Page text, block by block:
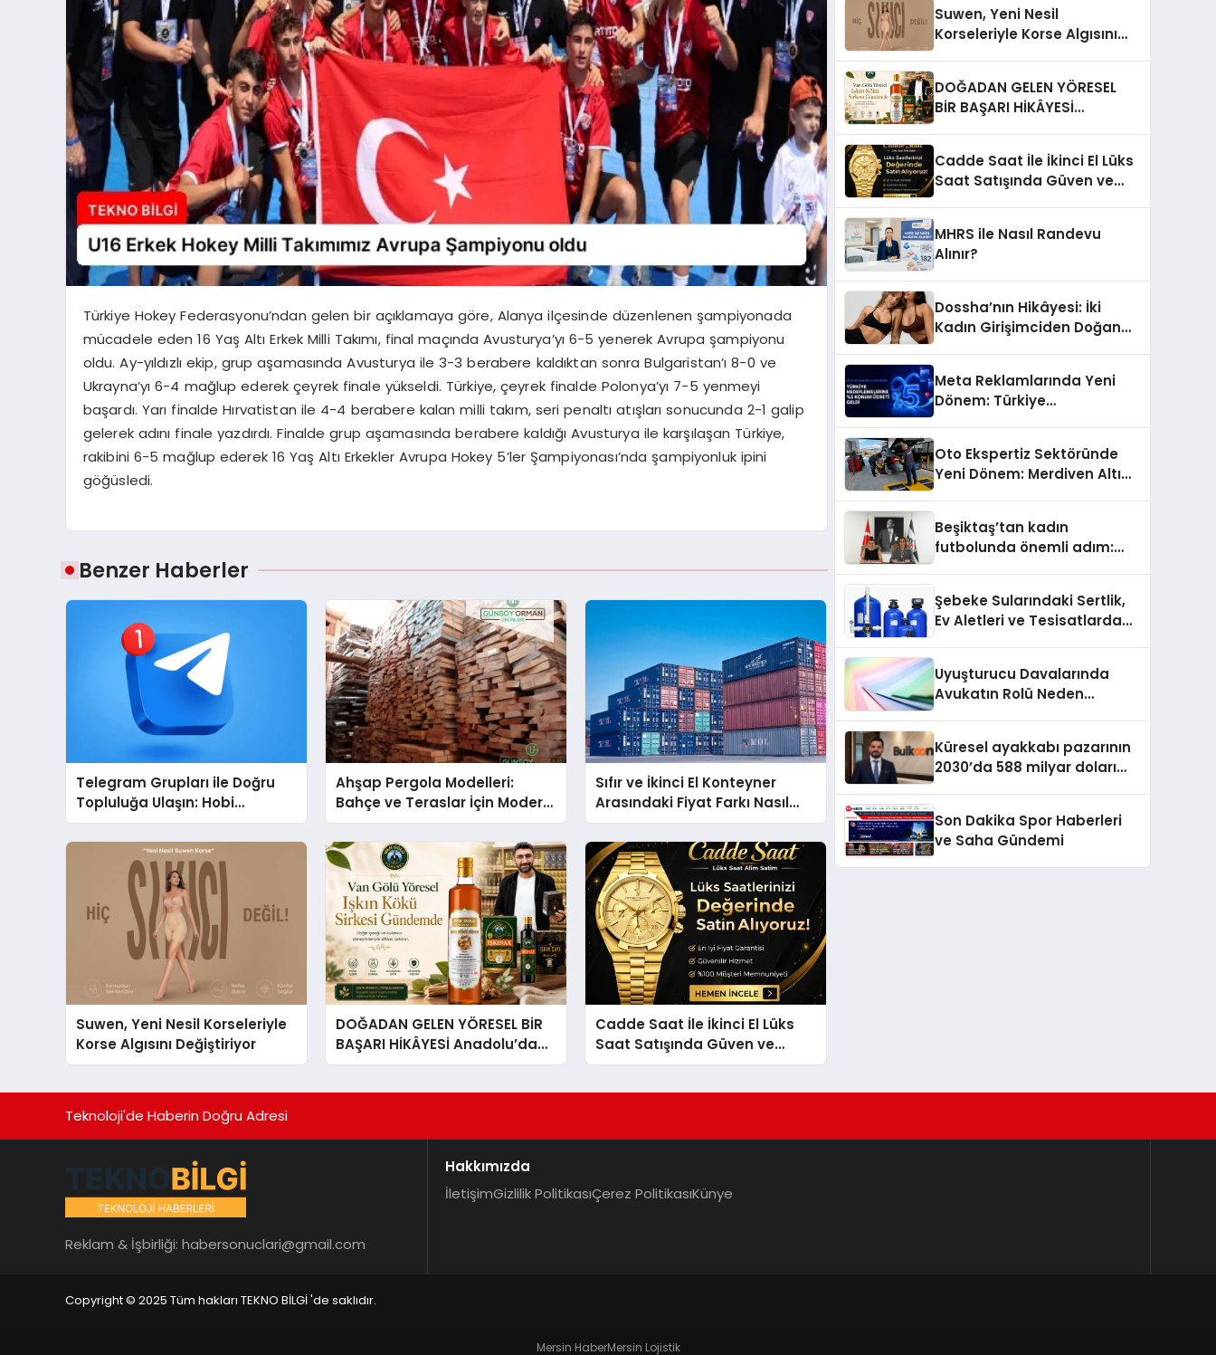
Türkiye Hokey Federasyonu’ndan gelen bir açıklamaya göre, Alanya ilçesinde düzenlenen şampiyonada
mücadele eden 16 Yaş Altı Erkek Milli Takımı, final maçında Avusturya’yı 6-5 yenerek Avrupa şampiyonu
oldu. Ay-yıldızlı ekip, grup aşamasında Avusturya ile 3-3 berabere kaldıktan sonra Bulgaristan’ı 8-0 ve
Ukrayna’yı 6-4 mağlup ederek çeyrek finale yükseldi. Türkiye, çeyrek finalde Polonya’yı 7-5 yenmeyi
başardı. Yarı finalde Hırvatistan ile 4-4 berabere kalan milli takım, seri penaltı atışları sonucunda 2-1 galip
gelerek adını finale yazdırdı. Finalde grup aşamasında berabere kaldığı Avusturya ile karşılaşan Türkiye,
rakibini 6-5 mağlup ederek 16 Yaş Altı Erkekler Avrupa Hokey 5’ler Şampiyonası’nda şampiyonluk ipini
göğüsledi.
Benzer Haberler
Telegram Grupları ile Doğru
Topluluğa Ulaşın: Hobi
Grupları İçin Telegram
Kullanımı
Ahşap Pergola Modelleri:
Bahçe ve Teraslar İçin Modern
Tasarım Fikirleri
Sıfır ve İkinci El Konteyner
Arasındaki Fiyat Farkı Nasıl
Oluşur?
Suwen, Yeni Nesil Korseleriyle
Korse Algısını Değiştiriyor
DOĞADAN GELEN YÖRESEL BİR
BAŞARI HİKÂYESİ Anadolu’dan
Çıkan Güçlü Bir Başarı
Cadde Saat İle İkinci El Lüks
Saat Satışında Güven ve
Doğru Değerleme
Suwen, Yeni Nesil
Korseleriyle Korse Algısını
DOĞADAN GELEN YÖRESEL
BİR BAŞARI HİKÂYESİ
Yöresel Işkın Kökü Sirkesi
Cadde Saat İle İkinci El Lüks
Saat Satışında Güven ve
MHRS ile Nasıl Randevu
Alınır?
Dossha’nın Hikâyesi: İki
Kadın Girişimciden Doğan
Meta Reklamlarında Yeni
Dönem: Türkiye
Oto Ekspertiz Sektöründe
Yeni Dönem: Merdiven Altı
Beşiktaş’tan kadın
futbolunda önemli adım:
Gündoğdu kulüp hafızasını
geleceğe taşıyacak
Şebeke Sularındaki Sertlik,
Ev Aletleri ve Tesisatlarda
Uyuşturucu Davalarında
Avukatın Rolü Neden
Küresel ayakkabı pazarının
2030’da 588 milyar doları
Son Dakika Spor Haberleri
ve Saha Gündemi
Teknoloji'de Haberin Doğru Adresi
Reklam & İşbirliği: habersonuclari@gmail.com
Hakkımızda
İletişimGizlilik PolitikasıÇerez PolitikasıKünye
Copyright © 2025 Tüm hakları TEKNO BİLGİ 'de saklıdır.
Mersin HaberMersin Lojistik